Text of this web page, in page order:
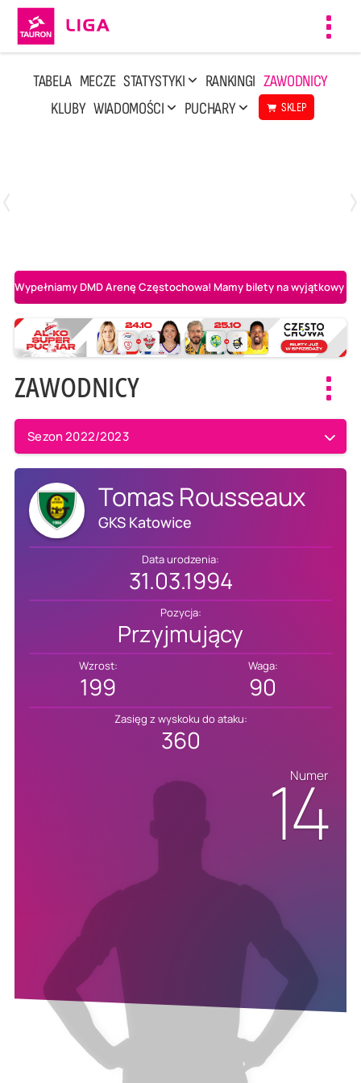
TABELA MECZE STATYSTYKI RANKINGI ZAWODNICY
KLUBY WIADOMOŚCI PUCHARY SKLEP
Wypełniamy DMD Arenę Częstochowa! Mamy bilety na wyjątkowy
ZAWODNICY
Sezon 2022/2023
Tomas Rousseaux
GKS Katowice
Data urodzenia:
31.03.1994
Pozycja:
Przyjmujący
Wzrost:
199
Waga:
90
Zasięg z wyskoku do ataku:
360
Numer
14